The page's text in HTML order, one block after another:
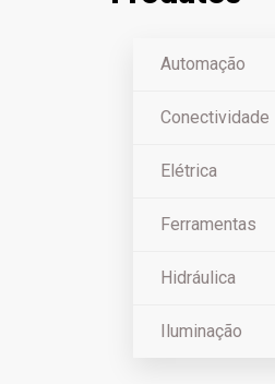
Automação
Conectividade
Elétrica
Ferramentas
Hidráulica
Iluminação